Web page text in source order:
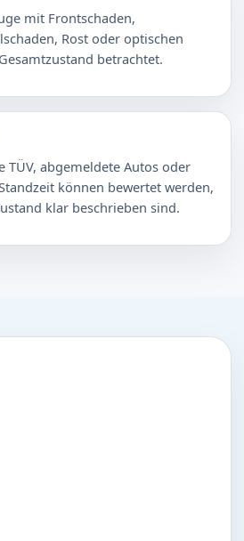
mit Frontschaden,
Rost oder optischen
betrachtet.
TÜV, abgemeldete Autos oder
können bewertet werden,
klar beschrieben sind.